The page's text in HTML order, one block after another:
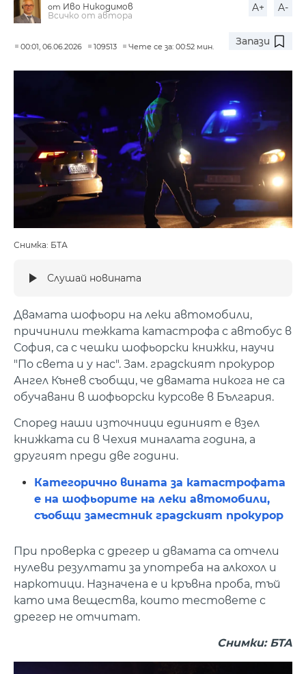
от Иво Никодимов
Всичко от автора
A+ A-
00:01, 06.06.2026 109513 Чете се за: 00:52 мин. Запази
Снимка: БТА
Слушай новината
Двамата шофьори на леки автомобили,
причинили тежката катастрофа с автобус в
София, са с чешки шофьорски книжки, научи
"По света и у нас". Зам. градският прокурор
Ангел Кънев съобщи, че двамата никога не са
обучавани в шофьорски курсове в България.
Според наши източници единият е взел
книжката си в Чехия миналата година, а
другият преди две години.
Категорично вината за катастрофата
е на шофьорите на леки автомобили,
съобщи заместник градският прокурор
При проверка с дрегер и двамата са отчели
нулеви резултати за употреба на алкохол и
наркотици. Назначена е и кръвна проба, тъй
като има вещества, които тестовете с
дрегер не отчитат.
Снимки: БТА